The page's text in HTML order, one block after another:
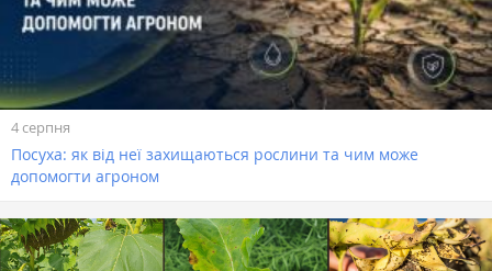
4 серпня
Посуха: як від неї захищаються рослини та чим може
допомогти агроном